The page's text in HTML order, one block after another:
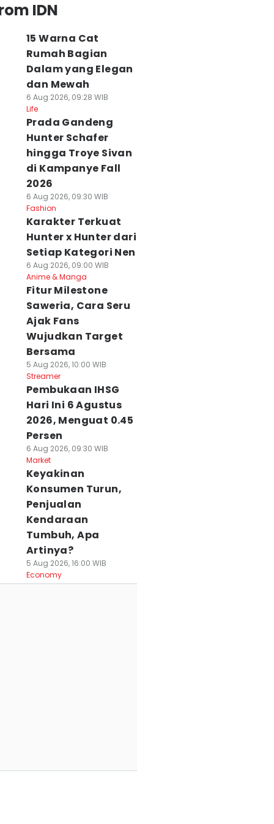
IDN
15 Warna Cat
Rumah Bagian
Dalam yang Elegan
dan Mewah
6 Aug 2026, 09:28 WIB
Life
Prada Gandeng
Hunter Schafer
hingga Troye Sivan
di Kampanye Fall
2026
6 Aug 2026, 09:30 WIB
Fashion
Karakter Terkuat
Hunter x Hunter dari
Setiap Kategori Nen
6 Aug 2026, 09:00 WIB
Anime & Manga
Fitur Milestone
Saweria, Cara Seru
Ajak Fans
Wujudkan Target
Bersama
5 Aug 2026, 10:00 WIB
Streamer
Pembukaan IHSG
Hari Ini 6 Agustus
2026, Menguat 0.45
Persen
6 Aug 2026, 09:30 WIB
Market
Keyakinan
Konsumen Turun,
Penjualan
Kendaraan
Tumbuh, Apa
Artinya?
5 Aug 2026, 16:00 WIB
Economy